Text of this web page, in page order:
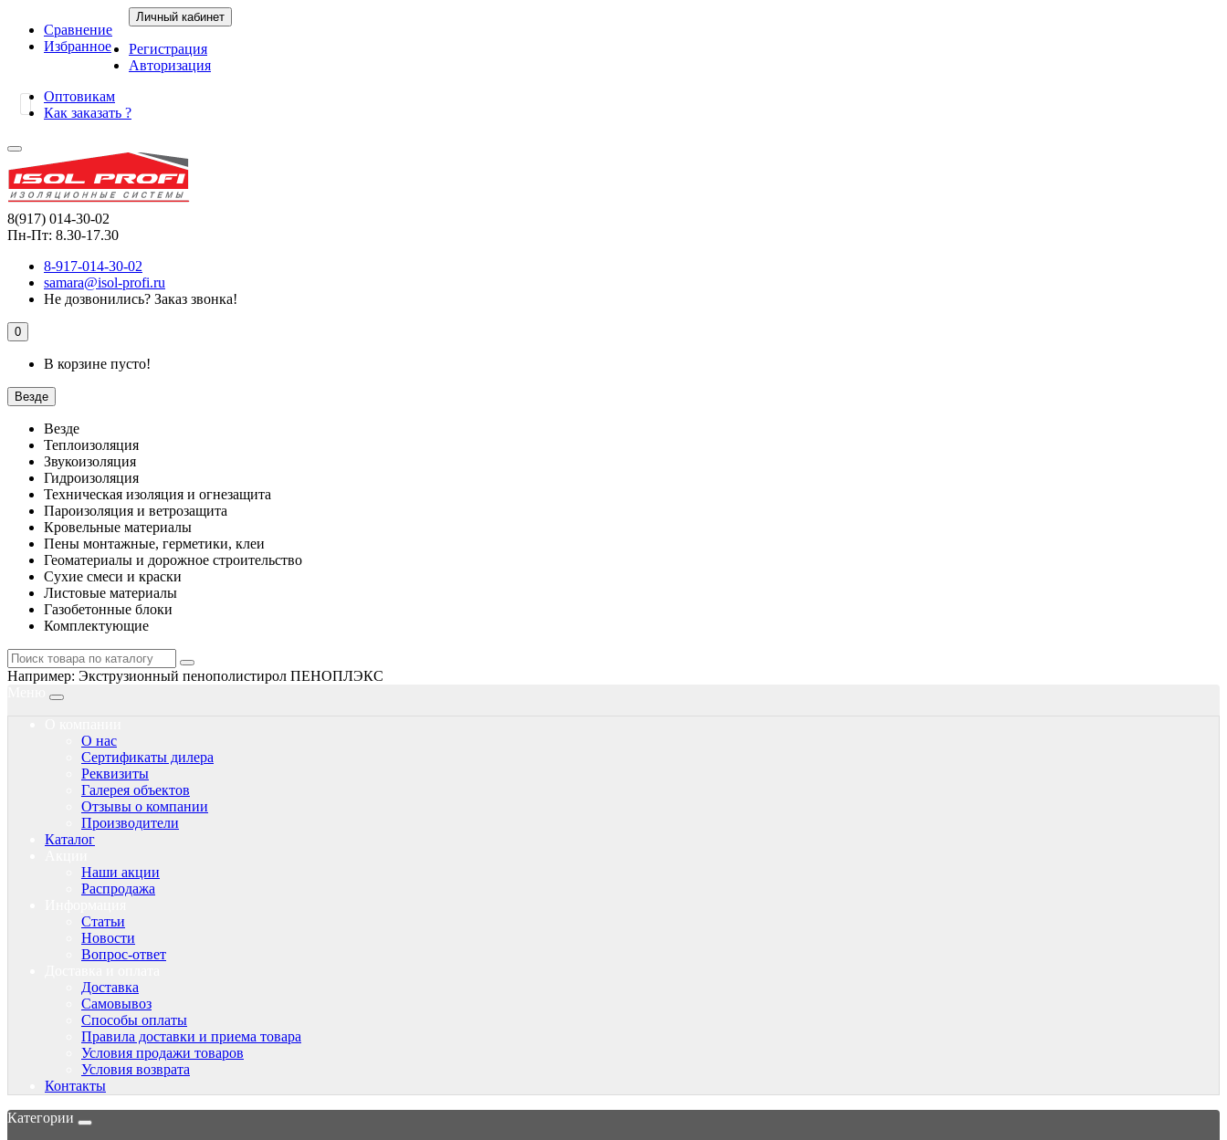
Сравнение
Избранное
Личный кабинет
Регистрация
Авторизация
Оптовикам
Как заказать ?
8(917) 014-30-02
Пн-Пт: 8.30-17.30
8-917-014-30-02
samara@isol-profi.ru
Не дозвонились? Заказ звонка!
0
В корзине пусто!
Везде
Везде
Теплоизоляция
Звукоизоляция
Гидроизоляция
Техническая изоляция и огнезащита
Пароизоляция и ветрозащита
Кровельные материалы
Пены монтажные, герметики, клеи
Геоматериалы и дорожное строительство
Сухие смеси и краски
Листовые материалы
Газобетонные блоки
Комплектующие
Например: Экструзионный пенополистирол ПЕНОПЛЭКС
О нас
Сертификаты дилера
Реквизиты
Галерея объектов
Отзывы о компании
Производители
Каталог
Наши акции
Распродажа
Статьи
Новости
Вопрос-ответ
Доставка
Самовывоз
Способы оплаты
Правила доставки и приема товара
Условия продажи товаров
Условия возврата
Контакты
Категории